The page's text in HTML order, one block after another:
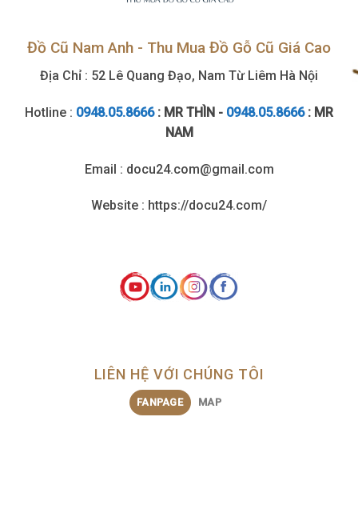
Đồ Cũ Nam Anh - Thu Mua Đồ Gỗ Cũ Giá Cao
Địa Chỉ : 52 Lê Quang Đạo, Nam Từ Liêm Hà Nội
Hotline : 0948.05.8666 : MR THÌN - 0948.05.8666: MR
NAM
Email : docu24.com@gmail.com
Website : https://docu24.com/
LIÊN HỆ VỚI CHÚNG TÔI
FANPAGE MAP